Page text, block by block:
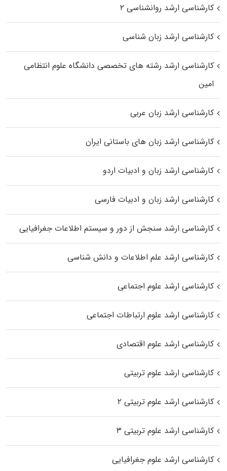
کارشناسی ارشد روانشناسی ۲
کارشناسی ارشد زبان شناسی
کارشناسی ارشد رﺷﺘﻪ ﻫﺎی تخصصی داﻧﺸﮕﺎه ﻋﻠﻮم انتظامی
اﻣﻴﻦ
کارشناسی ارشد زبان عربی
کارشناسی ارشد زبان‌ های باستانی ایران
کارشناسی ارشد زبان و ادبیات اردو
کارشناسی ارشد زبان و ادبیات فارسی
کارشناسی ارشد سنجش از دور و سیستم اطلاعات جغرافیایی
کارشناسی ارشد علم اطلاعات و دانش شناسی
کارشناسی ارشد علوم اجتماعی
کارشناسی ارشد علوم ارتباطات اجتماعی
کارشناسی ارشد علوم اقتصادی
کارشناسی ارشد علوم تربیتی
کارشناسی ارشد علوم تربیتی ۲
کارشناسی ارشد علوم تربیتی ۳
کارشناسی ارشد علوم جغرافیایی